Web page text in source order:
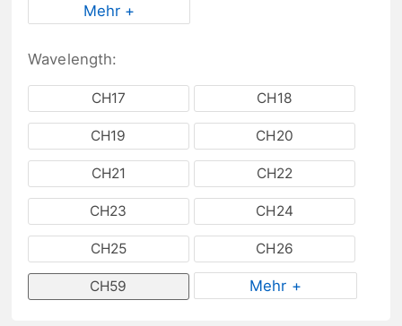
Mehr +
Wavelength:
CH17 CH18
CH19 CH20
CH21 CH22
CH23 CH24
CH25 CH26
CH59 Mehr +